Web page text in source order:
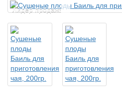
Лидер продаж!